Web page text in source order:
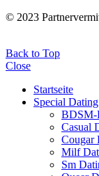
© 2023
Back to Top
Close
Startseite
Special Dating
BDSM-
Casual
Cougar
Milf
Sm